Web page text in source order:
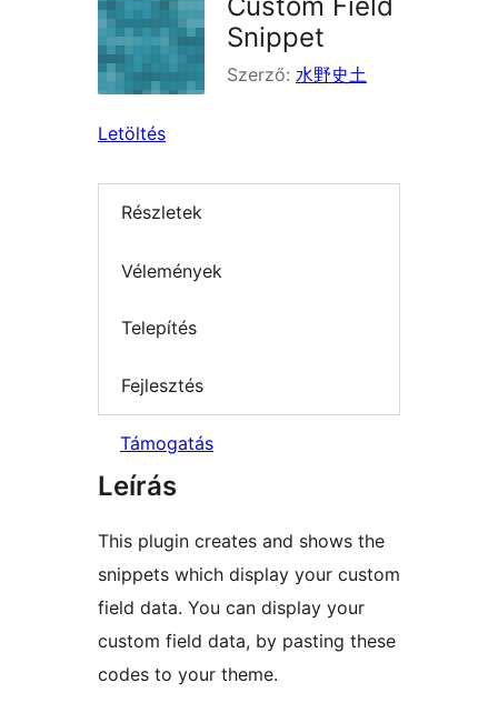
Snippet
Szerző: 水野史土
Letöltés
Részletek
Vélemények
Telepítés
Fejlesztés
Támogatás
Leírás
This plugin creates and shows the
snippets which display your custom
field data. You can display your
custom field data, by pasting these
codes to your theme.